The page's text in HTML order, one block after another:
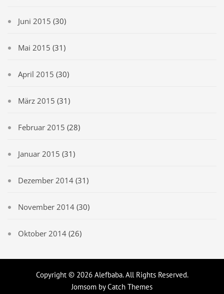
Juni 2015 (30)
Mai 2015 (31)
April 2015 (30)
März 2015 (31)
Februar 2015 (28)
Januar 2015 (31)
Dezember 2014 (31)
November 2014 (30)
Oktober 2014 (26)
Copyright © 2026 Alefbaba. All Rights Reserved.
Jomsom byCatch Themes